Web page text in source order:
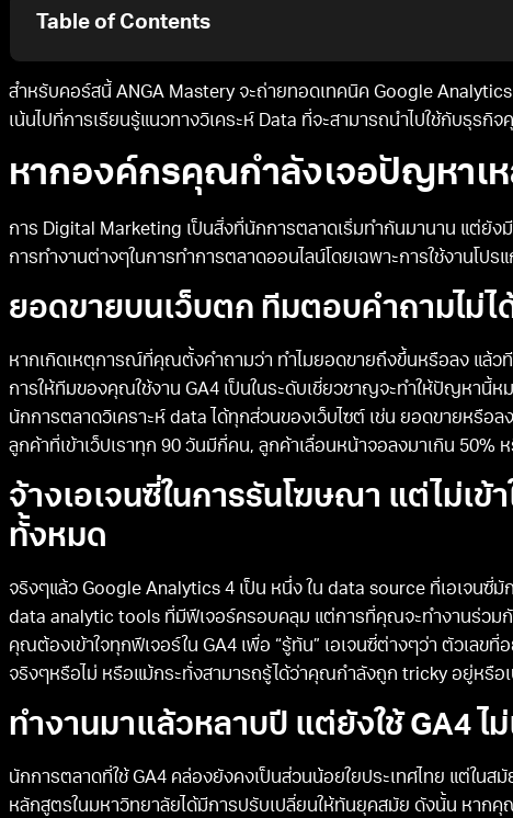
Table of Contents
สำหรับคอร์สนี้ ANGA Mastery จะถ่ายทอดเทคนิค Google
เน้นไปที่การเรียนรู้แนวทางวิเคระห์ Data ที่จะสามารถนำไปใช้กับธุรกิ
หากองค์กรคุณกำลังเจอปัญหาเ
การ Digital Marketing เป็นสิ่งที่นักการตลาดเริ่มทำกันมานาน แต่ยั
การทำงานต่างๆในการทำการตลาดออนไลน์โดยเฉพาะการใช้งานโป
ยอดขายบนเว็บตก ทีมตอบคำถามไม่ไ
หากเกิดเหตุการณ์ที่คุณตั้งคำถามว่า ทำไมยอดขายถึงขึ้นหรือลง แล้วที
การให้ทีมของคุณใช้งาน GA4 เป็นในระดับเชี่ยวชาญจะทำให้ปัญหานี้ห
นักการตลาดวิเคราะห์ data ได้ทุกส่วนของเว็บไซต์ เช่น ยอดขายหรือล
ลูกค้าที่เข้าเว็ปเราทุก 90 วันมีกี่คน, ลูกค้าเลื่อนหน้าจอลงมาเกิน 50%
จ้างเอเจนซี่ในการรันโฆษณา แต่ไม่เข้
ทั้งหมด
จริงๆแล้ว Google Analytics 4 เป็น หนึ่ง ใน data source ที่เอเจนซี่มั
data analytic tools ที่มีฟีเจอร์ครอบคลุม แต่การที่คุณจะทำงานร่วม
คุณต้องเข้าใจทุกฟีเจอร์ใน GA4 เพื่อ “รู้ทัน” เอเจนซี่ต่างๆว่า ตัวเลข
จริงๆหรือไม่ หรือแม้กระทั่งสามารถรู้ได้ว่าคุณกำลังถูก tricky อยู่หรือเ
ทำงานมาแล้วหลาบปี แต่ยังใช้ GA4 ไม่
นักการตลาดที่ใช้ GA4 คล่องยังคงเป็นส่วนน้อยใยประเทศไทย แต่ในส
หลักสูตรในมหาวิทยาลัยได้มีการปรับเปลี่ยนให้ทันยุคสมัย ดังนั้น หาก